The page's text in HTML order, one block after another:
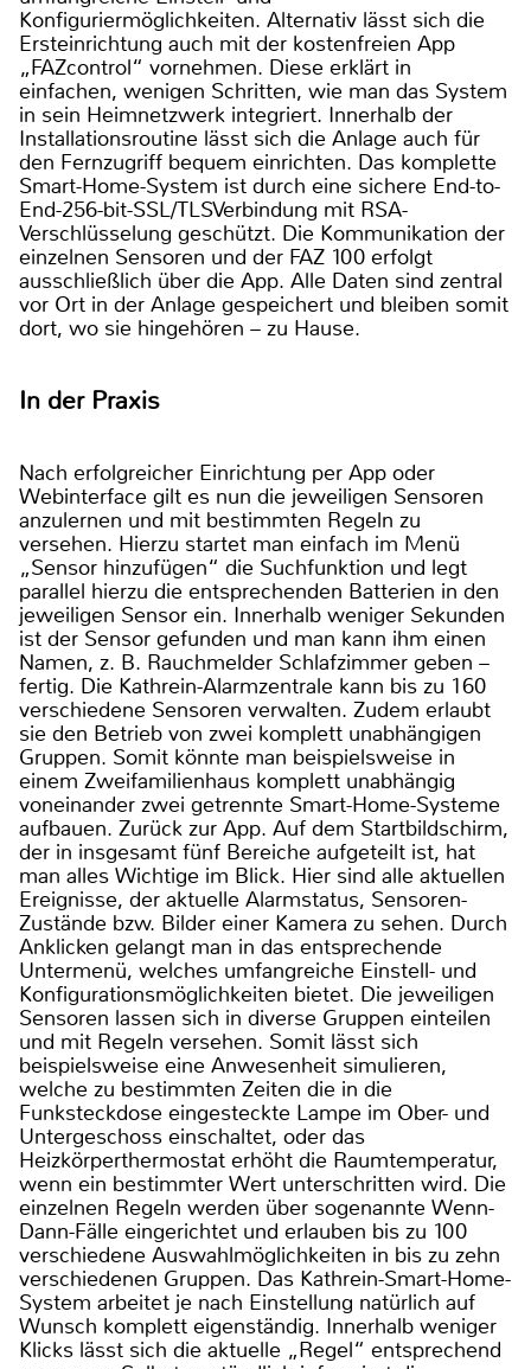
Konfiguriermöglichkeiten. Alternativ lässt sich die
Ersteinrichtung auch mit der kostenfreien App
„FAZcontrol“ vornehmen. Diese erklärt in
einfachen, wenigen Schritten, wie man das System
in sein Heimnetzwerk integriert. Innerhalb der
Installationsroutine lässt sich die Anlage auch für
den Fernzugriff bequem einrichten. Das komplette
Smart-Home-System ist durch eine sichere End-to-
End-256-bit-SSL/TLSVerbindung mit RSA-
Verschlüsselung geschützt. Die Kommunikation der
einzelnen Sensoren und der FAZ 100 erfolgt
ausschließlich über die App. Alle Daten sind zentral
vor Ort in der Anlage gespeichert und bleiben somit
dort, wo sie hingehören – zu Hause.
In der Praxis
Nach erfolgreicher Einrichtung per App oder
Webinterface gilt es nun die jeweiligen Sensoren
anzulernen und mit bestimmten Regeln zu
versehen. Hierzu startet man einfach im Menü
„Sensor hinzufügen“ die Suchfunktion und legt
parallel hierzu die entsprechenden Batterien in den
jeweiligen Sensor ein. Innerhalb weniger Sekunden
ist der Sensor gefunden und man kann ihm einen
Namen, z. B. Rauchmelder Schlafzimmer geben –
fertig. Die Kathrein-Alarmzentrale kann bis zu 160
verschiedene Sensoren verwalten. Zudem erlaubt
sie den Betrieb von zwei komplett unabhängigen
Gruppen. Somit könnte man beispielsweise in
einem Zweifamilienhaus komplett unabhängig
voneinander zwei getrennte Smart-Home-Systeme
aufbauen. Zurück zur App. Auf dem Startbildschirm,
der in insgesamt fünf Bereiche aufgeteilt ist, hat
man alles Wichtige im Blick. Hier sind alle aktuellen
Ereignisse, der aktuelle Alarmstatus, Sensoren-
Zustände bzw. Bilder einer Kamera zu sehen. Durch
Anklicken gelangt man in das entsprechende
Untermenü, welches umfangreiche Einstell- und
Konfigurationsmöglichkeiten bietet. Die jeweiligen
Sensoren lassen sich in diverse Gruppen einteilen
und mit Regeln versehen. Somit lässt sich
beispielsweise eine Anwesenheit simulieren,
welche zu bestimmten Zeiten die in die
Funksteckdose eingesteckte Lampe im Ober- und
Untergeschoss einschaltet, oder das
Heizkörperthermostat erhöht die Raumtemperatur,
wenn ein bestimmter Wert unterschritten wird. Die
einzelnen Regeln werden über sogenannte Wenn-
Dann-Fälle eingerichtet und erlauben bis zu 100
verschiedene Auswahlmöglichkeiten in bis zu zehn
verschiedenen Gruppen. Das Kathrein-Smart-Home-
System arbeitet je nach Einstellung natürlich auf
Wunsch komplett eigenständig. Innerhalb weniger
Klicks lässt sich die aktuelle „Regel“ entsprechend